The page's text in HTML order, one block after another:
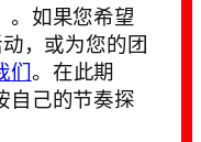
。如果您希望
，或为您的团
们。在此期
自己的节奏探